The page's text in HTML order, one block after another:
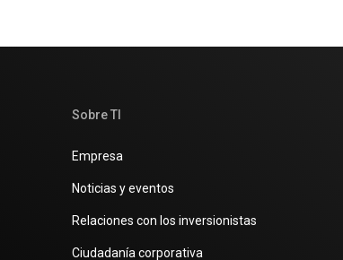
Sobre TI
Empresa
Noticias y eventos
Relaciones con los inversionistas
Ciudadanía corporativa